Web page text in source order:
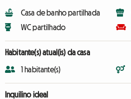
Casa de banho partilhada
WC partilhado
Habitante(s) atual(is) da casa
1 habitante(s)
Inquilino ideal